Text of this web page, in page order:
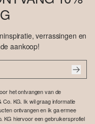
verrassingen en
aankoop!
het ontvangen van de
KG. Ik wil graag informatie
ontvangen en ik ga ermee
KG hiervoor een gebruikersprofiel